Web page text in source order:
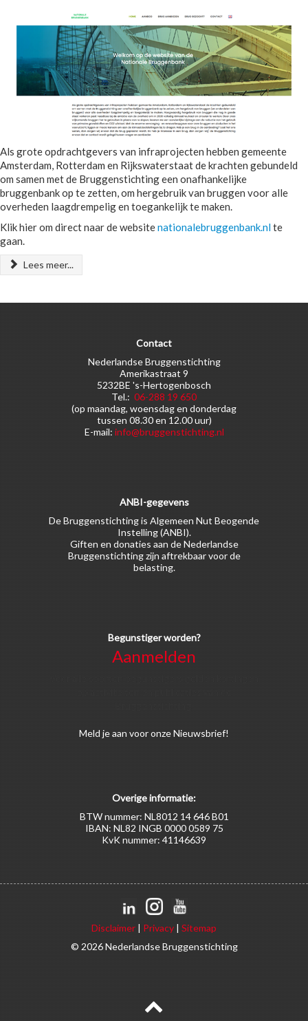
Als grote opdrachtgevers van infraprojecten hebben gemeente
Amsterdam, Rotterdam en Rijkswaterstaat de krachten gebundeld
om samen met de Bruggenstichting een onafhankelijke
bruggenbank op te zetten, om hergebruik van bruggen voor alle
overheden laagdrempelig en toegankelijk te maken.
Klik hier om direct naar de websitenationalebruggenbank.nlte
gaan.
Lees meer...
Contact
Nederlandse Bruggenstichting
Amerikastraat 9
5232BE 's-Hertogenbosch
Tel.: 06-288 19 650
(op maandag, woensdag en donderdag
tussen 08.30 en 12.00 uur)
E-mail: info@bruggenstichting.nl
ANBI-gegevens
De Bruggenstichting is Algemeen Nut Beogende
Instelling (ANBI).
Giften en donaties aan de Nederlandse
Bruggenstichting zijn aftrekbaar voor de
belasting.
Begunstiger worden?
Aanmelden
Meld je aan voor onze Nieuwsbrief!
Overige informatie:
BTW nummer: NL8012 14 646 B01
IBAN: NL82 INGB 0000 0589 75
KvK nummer: 41146639
Disclaimer | Privacy | Sitemap
© 2026 Nederlandse Bruggenstichting